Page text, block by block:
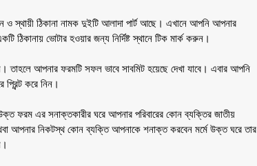
স্থায়ী ঠিকানা নামক দুইটি আলাদা পার্ট আছে। এখানে আপনি আপনার
ঠিকানায় ভোটার হওয়ার জন্য নির্দিষ্ট স্থানে টিক মার্ক করুন।
তাহলে আপনার ফরমটি সফল ভাবে সাবমিট হয়েছে দেখা যাবে। এবার আপনি
করে নিন।
ফরম এর সনাক্তকারীর ঘরে আপনার পরিবারের কোন ব্যক্তির জাতীয়
আপনার নিকটস্থ কোন ব্যক্তি আপনাকে শনাক্ত করবেন মর্মে উক্ত ঘরে তার